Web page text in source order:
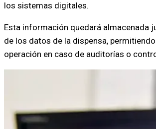
los sistemas digitales.
Esta información quedará almacenada
de los datos de la dispensa,
operación en caso de auditorías o